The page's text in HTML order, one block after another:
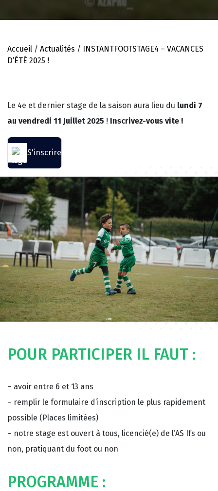
Accueil / Actualités / INSTANTFOOTSTAGE4 – VACANCES
D’ÉTÉ 2025 !
Le 4e et dernier stage de la saison aura lieu du lundi 7
au vendredi 11 Juillet 2025 ! Inscrivez-vous vite !
S'inscrire
POUR PARTICIPER IL FAUT :
– avoir entre 6 et 13 ans
– remplir le formulaire d’inscription le plus rapidement
possible (Places limitées)
– notre stage est ouvert à tous, licencié(e) de l’AS Ifs ou
non, pratiquant du foot ou non
PROGRAMME :